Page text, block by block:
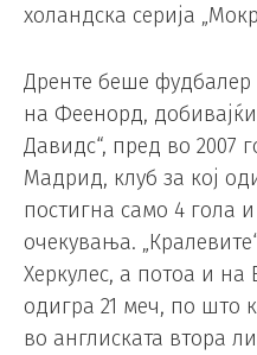
холандска серија
Дренте беше
на Феенорд,
Давидс“, пред во 2007
Мадрид, клуб за кој
постигна само 4 гола
очекувања.
Херкулес, а потоа и на
одигра 21 меч, по што
во англиската втора